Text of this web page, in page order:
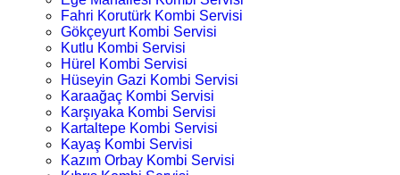
Fahri Korutürk Kombi Servisi
Gökçeyurt Kombi Servisi
Kutlu Kombi Servisi
Hürel Kombi Servisi
Hüseyin Gazi Kombi Servisi
Karaağaç Kombi Servisi
Karşıyaka Kombi Servisi
Kartaltepe Kombi Servisi
Kayaş Kombi Servisi
Kazım Orbay Kombi Servisi